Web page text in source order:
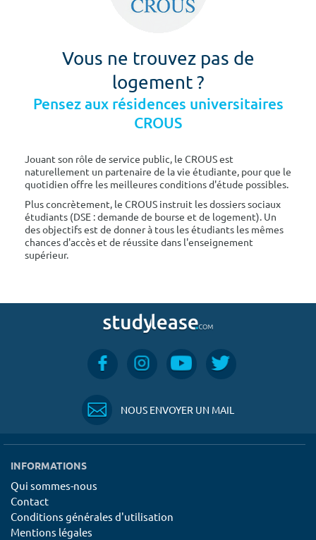
Vous ne trouvez pas de
logement ?
Pensez aux résidences universitaires
CROUS
Jouant son rôle de service public, le CROUS est
naturellement un partenaire de la vie étudiante, pour que le
quotidien offre les meilleures conditions d'étude possibles.
Plus concrètement, le CROUS instruit les dossiers sociaux
étudiants (DSE : demande de bourse et de logement). Un
des objectifs est de donner à tous les étudiants les mêmes
chances d'accès et de réussite dans l'enseignement
supérieur.
NOUS ENVOYER UN MAIL
INFORMATIONS
Qui sommes-nous
Contact
Conditions générales d'utilisation
Mentions légales